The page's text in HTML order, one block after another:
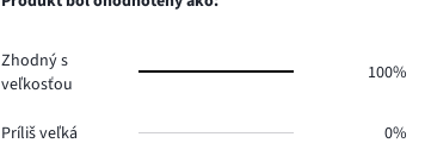
Zhodný s
veľkosťou
100%
Príliš veľká 0%